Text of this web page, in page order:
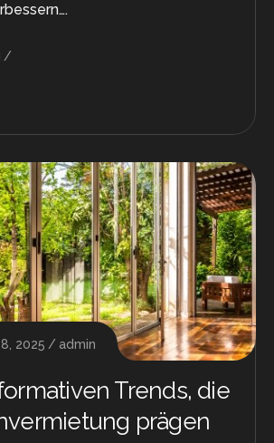
2025 admin
Trends, die
prägen